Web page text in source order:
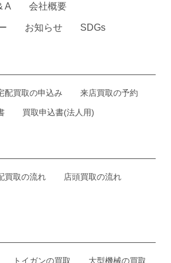
A 会社概要
お知らせ SDGs
配買取の申込み 来店買取の予約
買取申込書(法人用)
買取の流れ 店頭買取の流れ
トイガンの買取 大型機械の買取